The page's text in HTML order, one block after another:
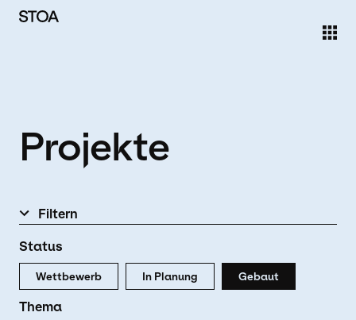
Direkt zum Inhalt
Projekte
Filtern
Status
Wettbewerb In Planung Gebaut
Thema